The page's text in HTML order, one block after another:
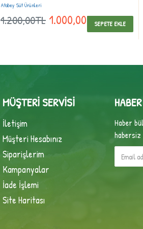
Atabey Süt Ürünleri
1.200,00TL 1.000,00TLSEPETE EKLE
MÜŞTERI SERVISI
İletişim
Müşteri Hesabınız
Siparişlerim
Kampanyalar
İade İşlemi
Site Haritası
Haber
habersiz